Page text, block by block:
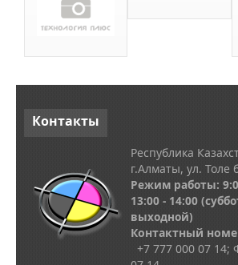
Контакты
Республика
г.Алматы, ул. Толе
Режим работы:
13:00 - 14:00
выходной)
Контактный
+7 777 000 07 14;